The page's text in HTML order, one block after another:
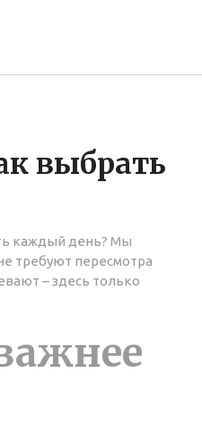
выбрать
каждый день? Мы
требуют пересмотра
– здесь только